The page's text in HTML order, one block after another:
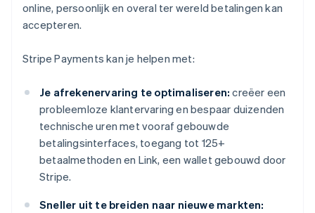
online, persoonlijk en overal ter wereld betalingen kan
accepteren.
Stripe Payments kan je helpen met:
Je afrekenervaring te optimaliseren: creëer een
probleemloze klantervaring en bespaar duizenden
technische uren met vooraf gebouwde
betalingsinterfaces, toegang tot 125+
betaalmethoden en Link, een wallet gebouwd door
Stripe.
Sneller uit te breiden naar nieuwe markten: